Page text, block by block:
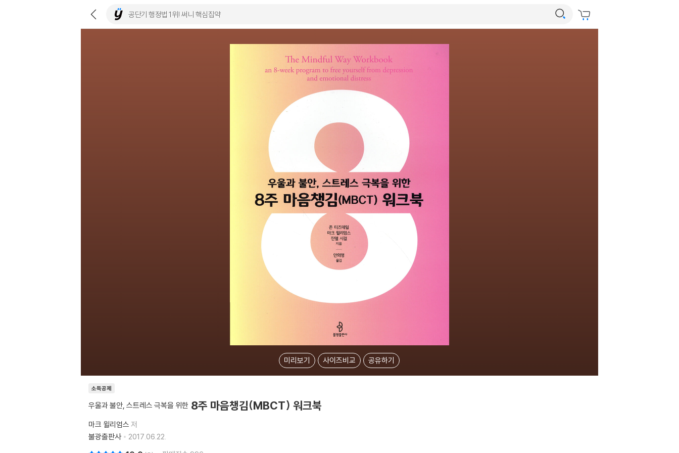
미리보기 사이즈비교 공유하기
소득공제
우울과 불안, 스트레스 극복을 위한 8주 마음챙김(MBCT) 워크북
마크 윌리엄스 저
불광출판사
2017.06.22.